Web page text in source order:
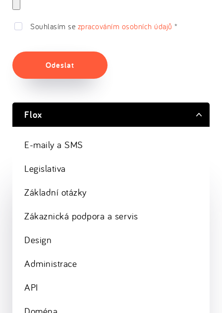
Souhlasím se zpracováním osobních údajů *
Odeslat
Flox
E-maily a SMS
Legislativa
Základní otázky
Zákaznická podpora a servis
Design
Administrace
API